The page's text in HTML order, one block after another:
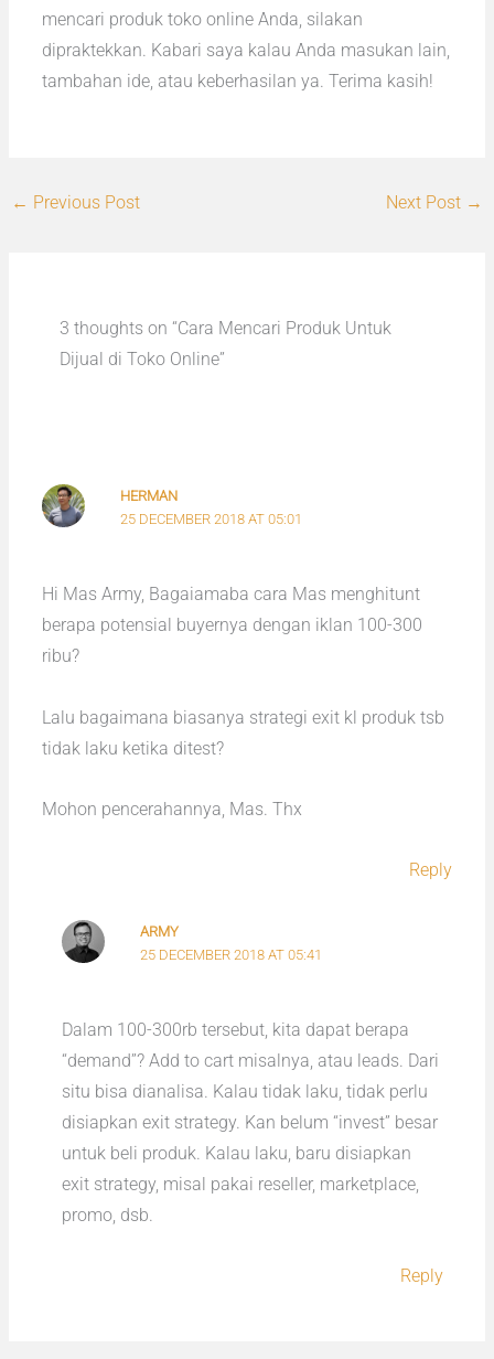
mencari produk toko online Anda, silakan
dipraktekkan. Kabari saya kalau Anda masukan lain,
tambahan ide, atau keberhasilan ya. Terima kasih!
← Previous Post Next Post →
3 thoughts on “Cara Mencari Produk Untuk
Dijual di Toko Online”
HERMAN
25 DECEMBER 2018 AT 05:01
Hi Mas Army, Bagaiamaba cara Mas menghitunt
berapa potensial buyernya dengan iklan 100-300
ribu?
Lalu bagaimana biasanya strategi exit kl produk tsb
tidak laku ketika ditest?
Mohon pencerahannya, Mas. Thx
Reply
ARMY
25 DECEMBER 2018 AT 05:41
Dalam 100-300rb tersebut, kita dapat berapa
“demand”? Add to cart misalnya, atau leads. Dari
situ bisa dianalisa. Kalau tidak laku, tidak perlu
disiapkan exit strategy. Kan belum “invest” besar
untuk beli produk. Kalau laku, baru disiapkan
exit strategy, misal pakai reseller, marketplace,
promo, dsb.
Reply